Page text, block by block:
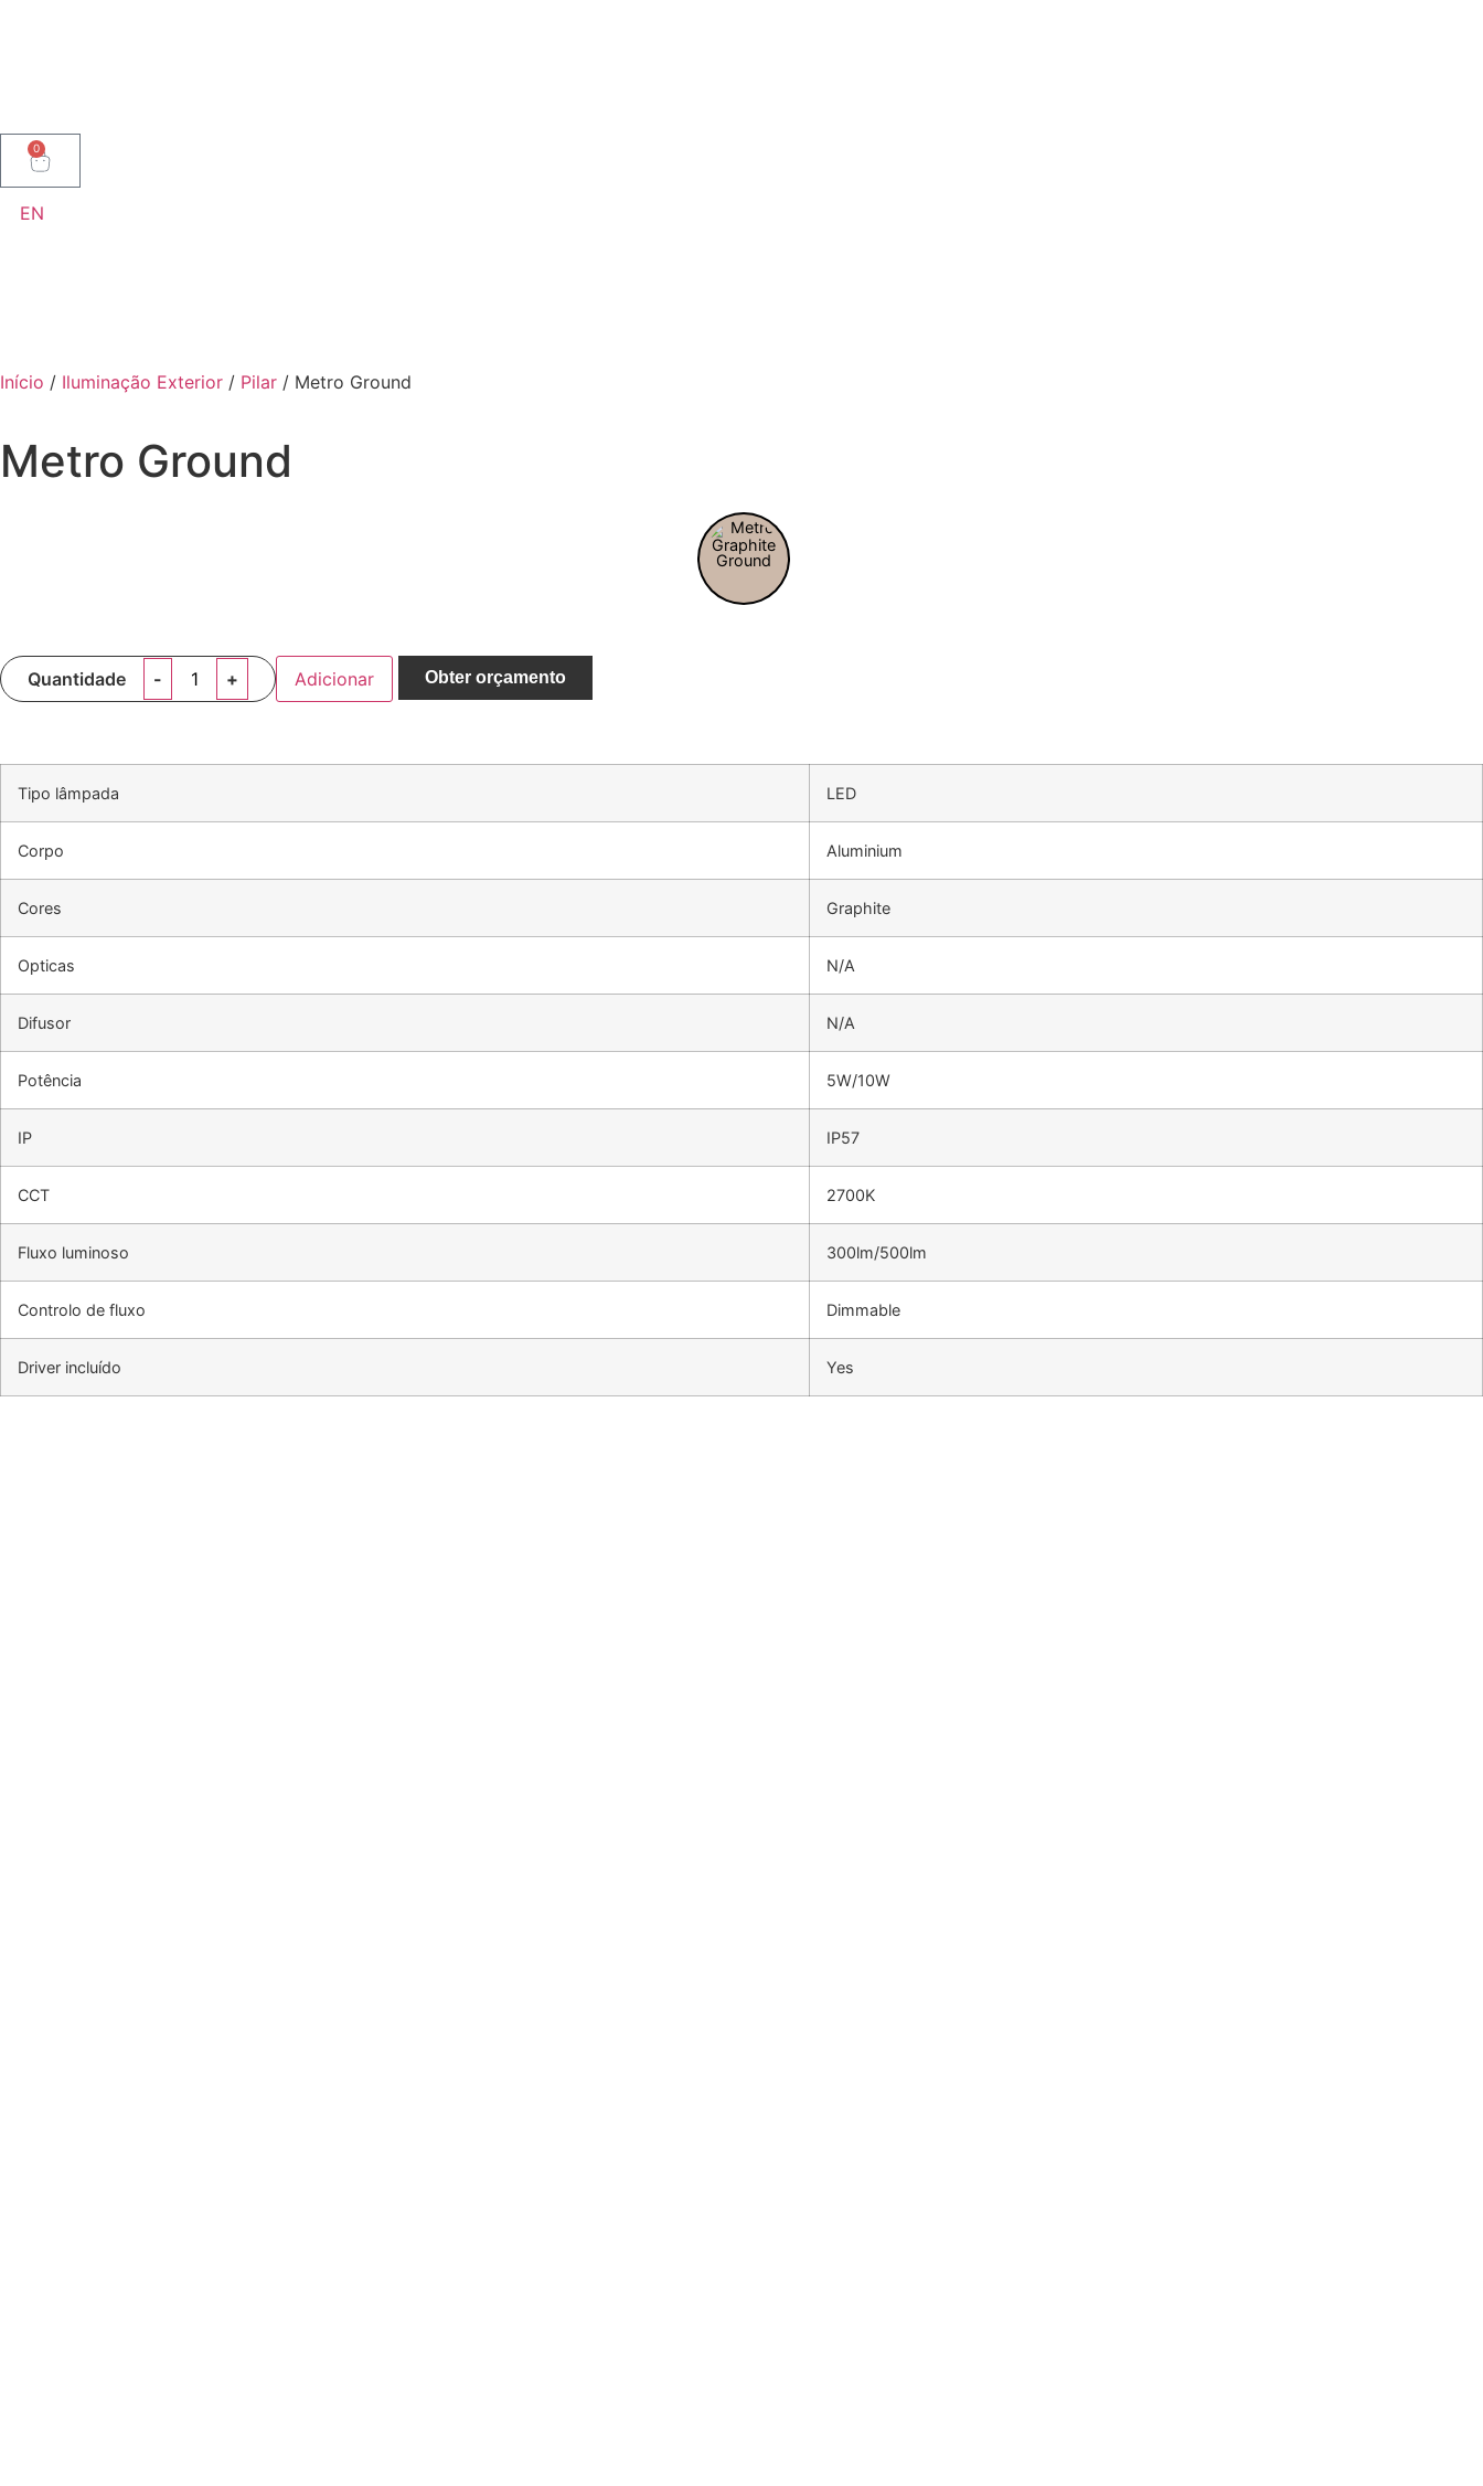
0
EN
Início / Iluminação Exterior / Pilar / Metro Ground
Metro Ground
Quantidade Adicionar Obter orçamento
Tipo lâmpada LED
Corpo Aluminium
Cores Graphite
Opticas N/A
Difusor N/A
Potência 5W/10W
IP IP57
CCT 2700K
Fluxo luminoso 300lm/500lm
Controlo de fluxo Dimmable
Driver incluído Yes